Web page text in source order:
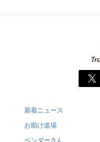
新着ニュース
お助け道場
ベンダーさん